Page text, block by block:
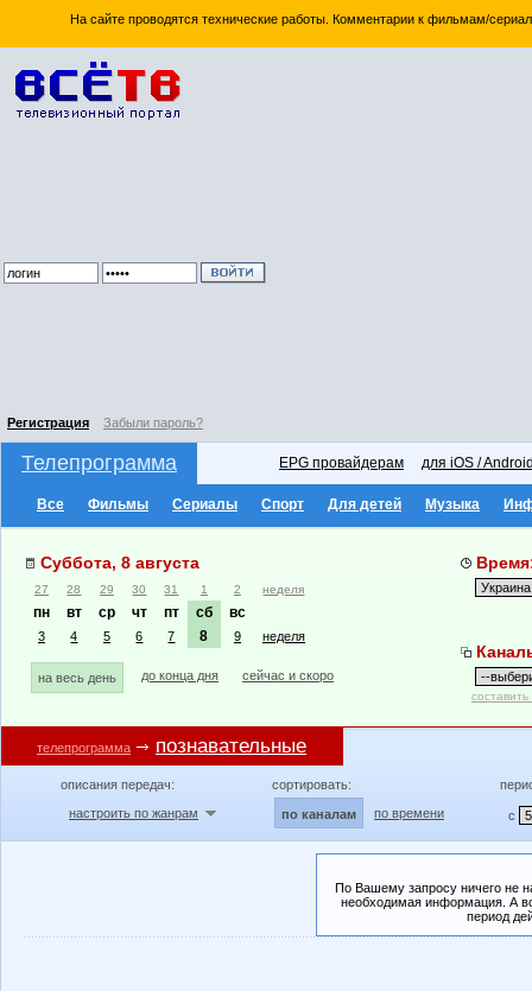
На сайте проводятся технические работы. Комментарии к фильмам/
Регистрация Забыли пароль?
Телепрограмма EPG провайдерам для iOS /
Все Фильмы Сериалы Спорт Для детей Музыка
Суббота, 8 августа
27 28 29 30 31 1 2 неделя
пн вт ср чт пт сб вс
3 4 5 6 7 8 9 неделя
на весь день до конца дня сейчас и скоро
телепрограмма познавательные
описания передач:
настроить по жанрам
сортировать:
по каналам по времени с
По Вашему запросу ничего не
необходимая информация. А
период